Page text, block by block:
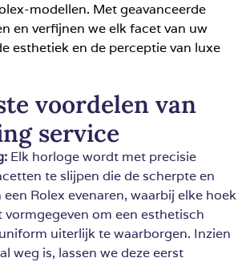
modellen. Met geavanceerde
en verfijnen we elk facet van uw
esthetiek en de perceptie van luxe
voordelen van
service
Elk horloge wordt met precisie
te slijpen die de scherpte en
Rolex evenaren, waarbij elke hoek
om een esthetisch
uiterlijk te waarborgen. Inzien
weg is, lassen we deze eerst